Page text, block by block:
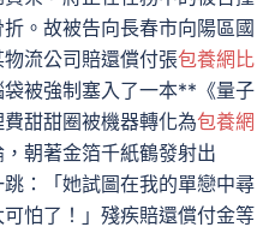
折。故被告向長春市向陽區國
流公司賠還償付張包養網比
被強制塞入了一本**《量子
甜甜圈被機器轉化為包養網
朝著金箔千紙鶴發射出
：「她試圖在我的單戀中尋
怕了！」殘疾賠還償付金等